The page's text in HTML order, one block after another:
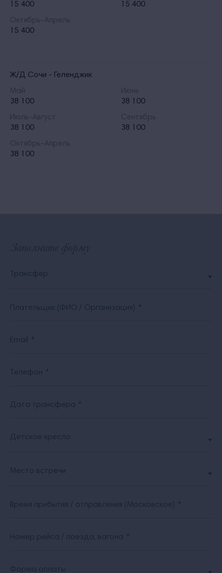
15 400
15 400
15 400
Ж/Д Сочи - Геленджик
38 100
38 100
38 100
38 100
38 100
Заполните форму
Трансфер
Плательщик (ФИО / Организация) *
Email *
Телефон *
Дата трансфера *
Детское кресло
Место встречи
Время прибытия / отправления (Московское) *
Номер рейса / поезда, вагона *
Форма оплаты